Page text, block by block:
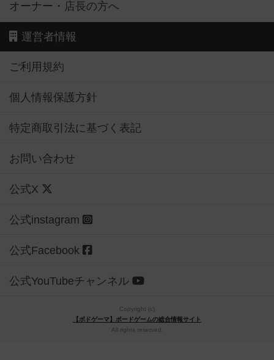
オーナー・店長の方へ
運営者情報
ご利用規約
個人情報保護方針
特定商取引法に基づく表記
お問い合わせ
公式X
公式instagram
公式Facebook
公式YouTubeチャンネル
Copyright (c)
【ボドゲーマ】ボードゲームの総合情報サイト
All rights reserved.